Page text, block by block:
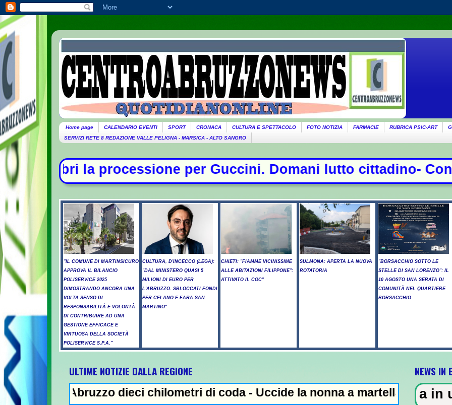
Home page CALENDARIO EVENTI SPORT CRONACA CULTURA E SPETTACOLO FOTO NOTIZIA FARMACIE RUBRICA PSIC-ART
SERVIZI RETE 8 REDAZIONE VALLE PELIGNA - MARSICA - ALTO SANGRO
per Guccini. Domani lutto cittadino- Conte sfida
"IL COMUNE DI MARTINSICURO
APPROVA IL BILANCIO
POLISERVICE 2025
DIMOSTRANDO ANCORA UNA
VOLTA SENSO DI
RESPONSABILITÀ E VOLONTÀ
DI CONTRIBUIRE AD UNA
GESTIONE EFFICACE E
VIRTUOSA DELLA SOCIETÀ
POLISERVICE S.P.A."
CULTURA, D'INCECCO (LEGA):
"DAL MINISTERO QUASI 5
MILIONI DI EURO PER
L'ABRUZZO. SBLOCCATI FONDI
PER CELANO E FARA SAN
MARTINO"
CHIETI: "FIAMME VICINISSIME
ALLE ABITAZIONI FILIPPONE":
ATTIVATO IL COC"
SULMONA: APERTA LA NUOVA
ROTATORIA
"BORSACCHIO SOTTO LE
STELLE DI SAN LORENZO": IL
10 AGOSTO UNA SERATA DI
COMUNITÀ NEL QUARTIERE
BORSACCHIO
ULTIME NOTIZIE DALLA REGIONE
dieci chilometri di coda - Uccide la nonna a martellate, arrestato il
NEWS IN
NEWS IN EVIDENZA - Sparatoria in una scuola